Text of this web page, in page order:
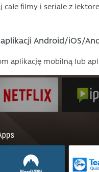
całe filmy i seriale z
Android/iOS/
aplikację mobilną lub